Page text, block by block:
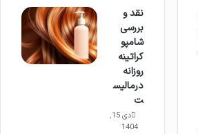
نقد و
بررسی
شامپو
کراتینه
روزانه
درمالیس
ت
دی 15,
1404